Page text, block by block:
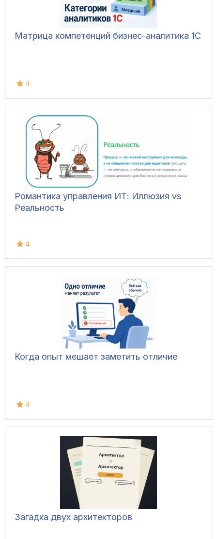
Матрица компетенций бизнес-аналитика 1С
4
Романтика управления ИТ: Иллюзия vs
Реальность
4
Когда опыт мешает заметить отличие
4
Загадка двух архитекторов